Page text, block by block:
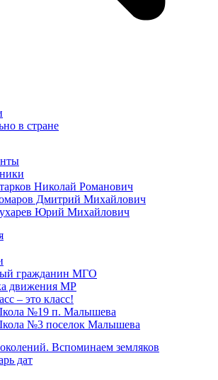
в стране
Николай Романович
Дмитрий Михайлович
Юрий Михайлович
гражданин МГО
движения МР
– это класс!
№19 п. Малышева
№3 поселок Малышева
Вспоминаем земляков
дат